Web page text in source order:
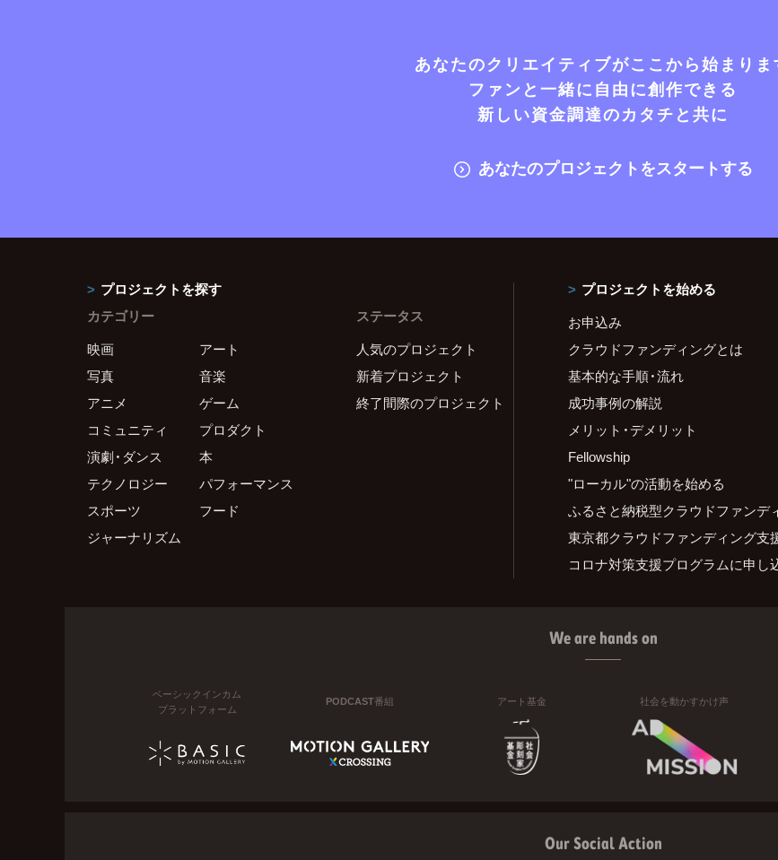
あなたのクリエイティブがここから始まりま
ファンと一緒に自由に創作できる
新しい資金調達のカタチと共に
あなたのプロジェクトをスタートする
プロジェクトを探す
カテゴリー
映画
アート
写真
音楽
アニメ
ゲーム
コミュニティ
プロダクト
演劇・ダンス
本
テクノロジー
パフォーマンス
スポーツ
フード
ジャーナリズム
ステータス
人気のプロジェクト
新着プロジェクト
終了間際のプロジェクト
プロジェクトを始める
お申込み
クラウドファンディングとは
基本的な手順・流れ
成功事例の解説
メリット・デメリット
Fellowship
"ローカル"の活動を始める
ふるさと納税型クラウドファンデ
東京都クラウドファンディング支
コロナ対策支援プログラムに申し
We are hands on
ベーシックインカム
プラットフォーム
PODCAST番組 アート基金 社会を動かすかけ声
Our Social Action